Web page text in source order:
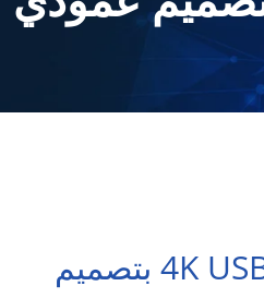
محطة إرساء ثنائية 4K USB-C بتصميم